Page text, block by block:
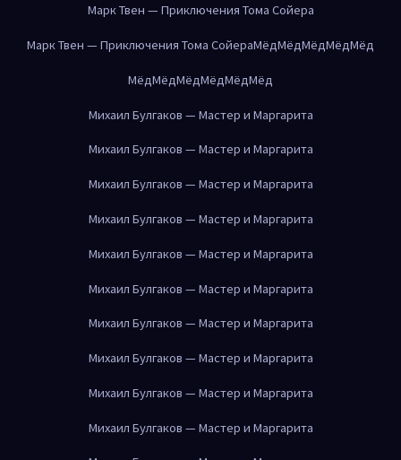
Марк Твен — Приключения Тома Сойера
Марк Твен — Приключения Тома СойераМёдМёдМёдМёдМёд
МёдМёдМёдМёдМёдМёд
Михаил Булгаков — Мастер и Маргарита
Михаил Булгаков — Мастер и Маргарита
Михаил Булгаков — Мастер и Маргарита
Михаил Булгаков — Мастер и Маргарита
Михаил Булгаков — Мастер и Маргарита
Михаил Булгаков — Мастер и Маргарита
Михаил Булгаков — Мастер и Маргарита
Михаил Булгаков — Мастер и Маргарита
Михаил Булгаков — Мастер и Маргарита
Михаил Булгаков — Мастер и Маргарита